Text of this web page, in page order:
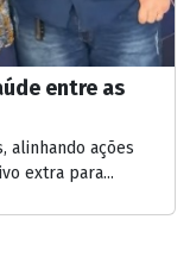
entre as
alinhando ações
extra para...